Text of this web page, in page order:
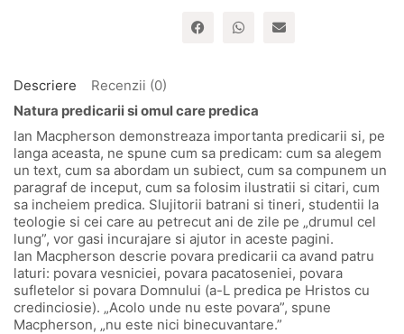
Descriere
Recenzii (0)
Natura predicarii si omul care predica
Ian Macpherson demonstreaza importanta predicarii si, pe
langa aceasta, ne spune cum sa predicam: cum sa alegem
un text, cum sa abordam un subiect, cum sa compunem un
paragraf de inceput, cum sa folosim ilustratii si citari, cum
sa incheiem predica. Slujitorii batrani si tineri, studentii la
teologie si cei care au petrecut ani de zile pe „drumul cel
lung”, vor gasi incurajare si ajutor in aceste pagini.
Ian Macpherson descrie povara predicarii ca avand patru
laturi: povara vesniciei, povara pacatoseniei, povara
sufletelor si povara Domnului (a-L predica pe Hristos cu
credinciosie). „Acolo unde nu este povara”, spune
Macpherson, „nu este nici binecuvantare.”